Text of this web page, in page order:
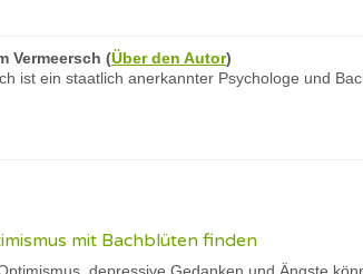
Vermeersch (Über den Autor)
ist ein staatlich anerkannter Psychologe und
mit Bachblüten finden